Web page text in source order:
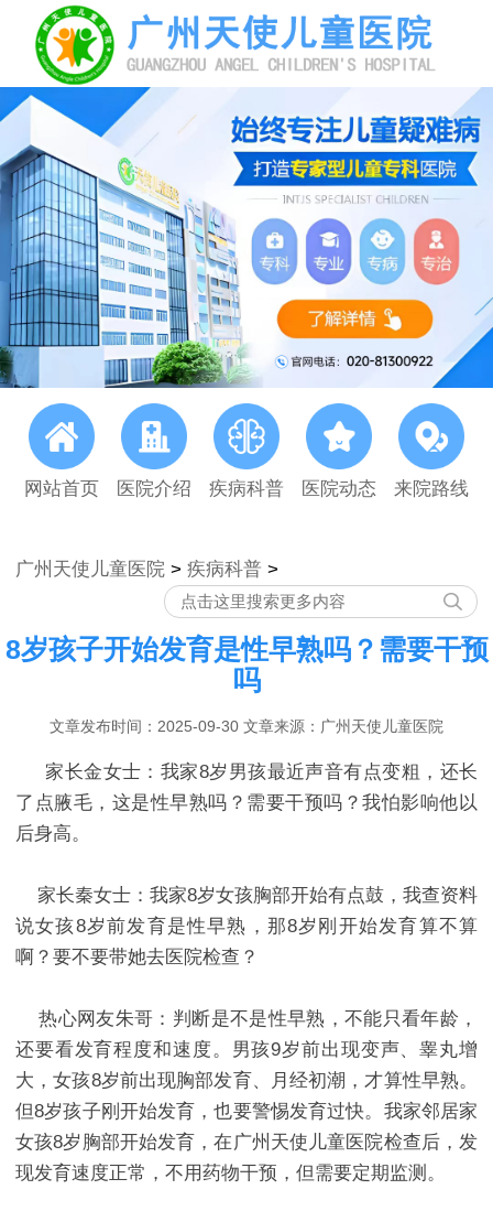
网站首页 医院介绍 疾病科普 医院动态 来院路线
广州天使儿童医院 > 疾病科普 >
8岁孩子开始发育是性早熟吗？需要干预
吗
文章发布时间：2025-09-30 文章来源：广州天使儿童医院
家长金女士：我家8岁男孩最近声音有点变粗，还长
了点腋毛，这是性早熟吗？需要干预吗？我怕影响他以
后身高。​
家长秦女士：我家8岁女孩胸部开始有点鼓，我查资料
说女孩8岁前发育是性早熟，那8岁刚开始发育算不算
啊？要不要带她去医院检查？​
热心网友朱哥：判断是不是性早熟，不能只看年龄，
还要看发育程度和速度。男孩9岁前出现变声、睾丸增
大，女孩8岁前出现胸部发育、月经初潮，才算性早熟。
但8岁孩子刚开始发育，也要警惕发育过快。我家邻居家
女孩8岁胸部开始发育，在广州天使儿童医院检查后，发
现发育速度正常，不用药物干预，但需要定期监测。​